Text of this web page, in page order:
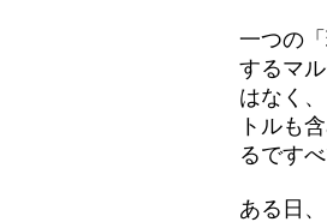
一つの
するマ
はなく
トルも
るです
ある日